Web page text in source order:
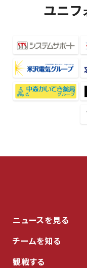
ユニフ
ニュースを見る
チームを知る
観戦する